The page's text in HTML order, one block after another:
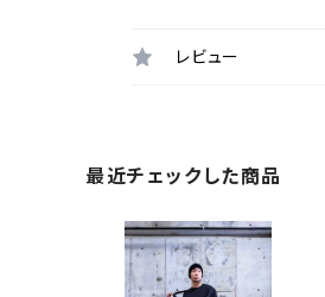
レビュー
最近チェックした商品